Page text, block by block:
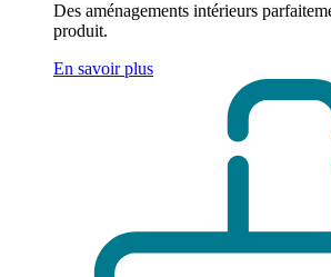
Des aménagements intérieurs
produit.
En savoir plus